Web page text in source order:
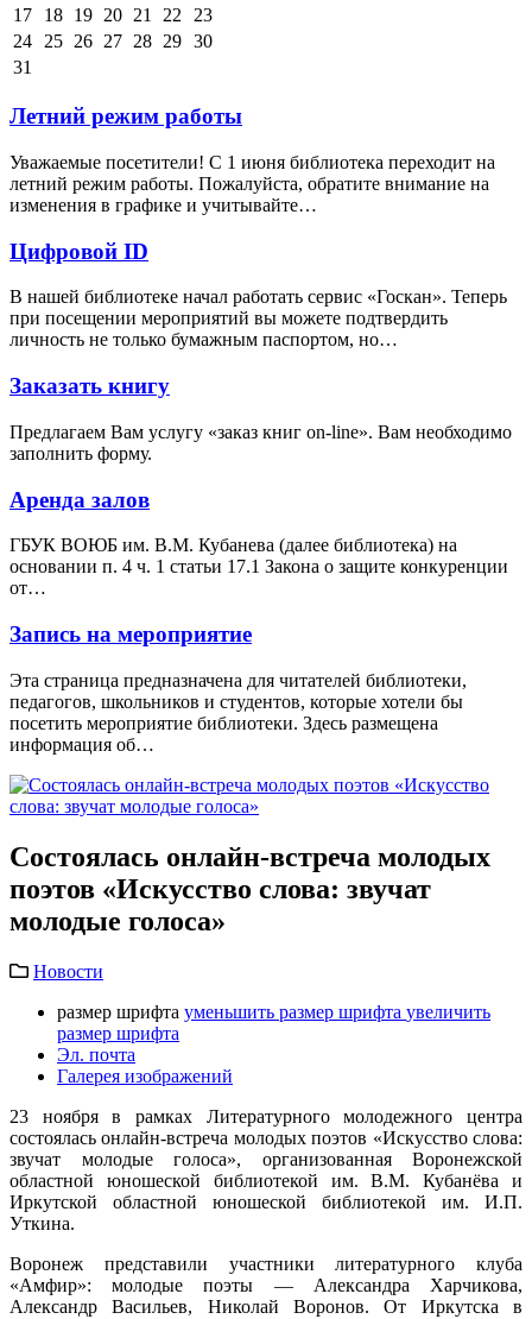
17
18 19 20 21 22
23
24
25 26 27 28 29 30
31
Летний режим работы
Уважаемые посетители! С 1 июня библиотека переходит на
летний режим работы. Пожалуйста, обратите внимание на
изменения в графике и учитывайте…
Цифровой ID
В нашей библиотеке начал работать сервис «Госкан». Теперь
при посещении мероприятий вы можете подтвердить
личность не только бумажным паспортом, но…
Заказать книгу
Предлагаем Вам услугу «заказ книг on-line». Вам необходимо
заполнить форму.
Аренда залов
ГБУК ВОЮБ им. В.М. Кубанева (далее библиотека) на
основании п. 4 ч. 1 статьи 17.1 Закона о защите конкуренции
от…
Запись на мероприятие
Эта страница предназначена для читателей библиотеки,
педагогов, школьников и студентов, которые хотели бы
посетить мероприятие библиотеки. Здесь размещена
информация об…
Состоялась онлайн-встреча молодых
поэтов «Искусство слова: звучат
молодые голоса»
Новости
размер шрифта уменьшить размер шрифта увеличить
размер шрифта
Эл. почта
Галерея изображений
23 ноября в рамках Литературного молодежного центра
состоялась онлайн-встреча молодых поэтов «Искусство слова:
звучат молодые голоса», организованная Воронежской
областной юношеской библиотекой им. В.М. Кубанёва и
Иркутской областной юношеской библиотекой им. И.П.
Уткина.
Воронеж представили участники литературного клуба
«Амфир»: молодые поэты —Александра Харчикова,
Александр Васильев, Николай Воронов. От Иркутска в